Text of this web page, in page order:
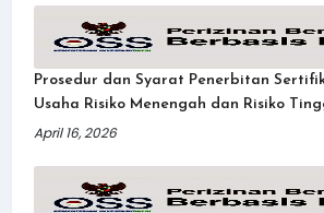
Prosedur dan Syarat Penerbitan
Usaha Risiko Menengah dan Risiko
April 16, 2026